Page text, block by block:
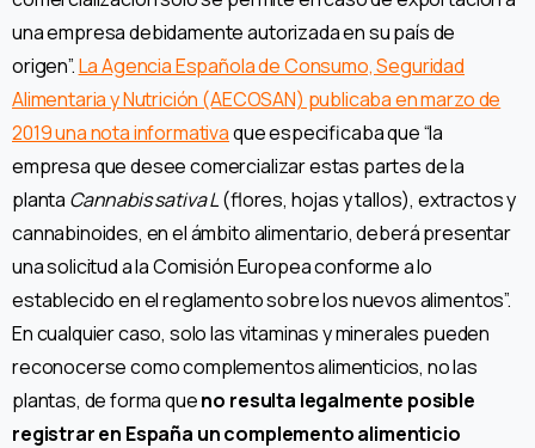
una empresa debidamente autorizada en su país de
origen”.La Agencia Española de Consumo, Seguridad
Alimentaria y Nutrición (AECOSAN) publicaba en marzo de
2019 una nota informativaque especificaba que “la
empresa que desee comercializar estas partes de la
planta Cannabis sativa L(flores, hojas y tallos), extractos y
cannabinoides, en el ámbito alimentario, deberá presentar
una solicitud a la Comisión Europea conforme a lo
establecido en el reglamento sobre los nuevos alimentos”.
En cualquier caso, solo las vitaminas y minerales pueden
reconocerse como complementos alimenticios, no las
plantas, de forma queno resulta legalmente posible
registrar en España un complemento alimenticio